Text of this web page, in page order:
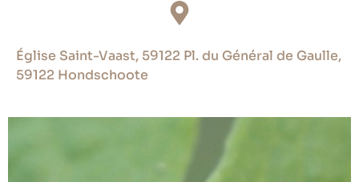
Église Saint-Vaast, 59122 Pl. du Général de Gaulle,
59122 Hondschoote